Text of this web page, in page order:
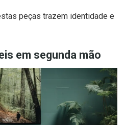
peças trazem identidade e
em segunda mão